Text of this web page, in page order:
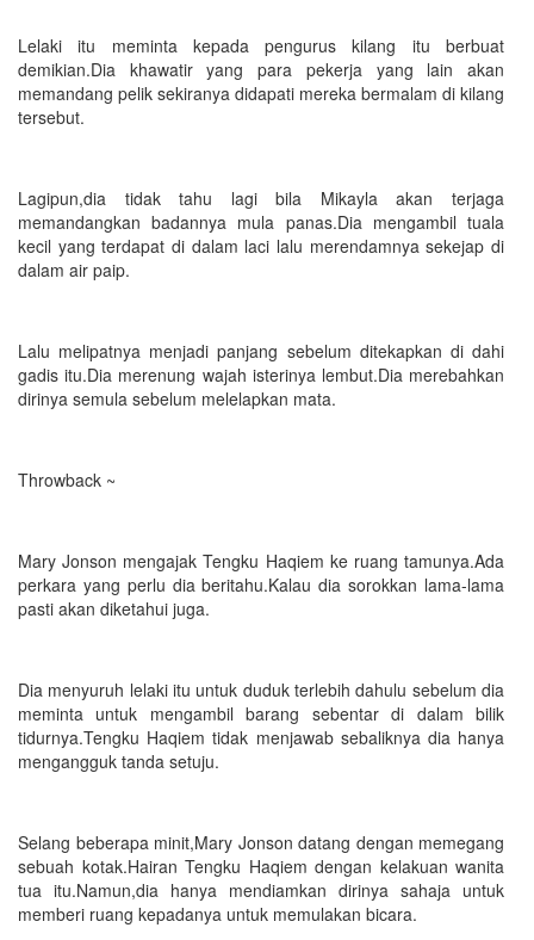
Lelaki itu meminta kepada pengurus kilang itu berbuat
demikian.Dia khawatir yang para pekerja yang lain akan
memandang pelik sekiranya didapati mereka bermalam di kilang
tersebut.
Lagipun,dia tidak tahu lagi bila Mikayla akan terjaga
memandangkan badannya mula panas.Dia mengambil tuala
kecil yang terdapat di dalam laci lalu merendamnya sekejap di
dalam air paip.
Lalu melipatnya menjadi panjang sebelum ditekapkan di dahi
gadis itu.Dia merenung wajah isterinya lembut.Dia merebahkan
dirinya semula sebelum melelapkan mata.
Throwback ~
Mary Jonson mengajak Tengku Haqiem ke ruang tamunya.Ada
perkara yang perlu dia beritahu.Kalau dia sorokkan lama-lama
pasti akan diketahui juga.
Dia menyuruh lelaki itu untuk duduk terlebih dahulu sebelum dia
meminta untuk mengambil barang sebentar di dalam bilik
tidurnya.Tengku Haqiem tidak menjawab sebaliknya dia hanya
mengangguk tanda setuju.
Selang beberapa minit,Mary Jonson datang dengan memegang
sebuah kotak.Hairan Tengku Haqiem dengan kelakuan wanita
tua itu.Namun,dia hanya mendiamkan dirinya sahaja untuk
memberi ruang kepadanya untuk memulakan bicara.